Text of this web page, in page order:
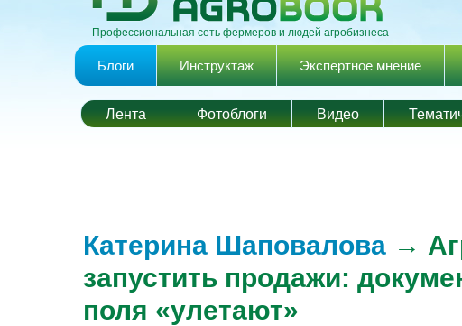
Профессиональная сеть фермеров и людей агробизнеса
Главное меню
Блоги Инструктаж Экспертное мнение
Лента Фотоблоги Видео
Катерина Шаповалова →
запустить продажи:
поля «улетают»